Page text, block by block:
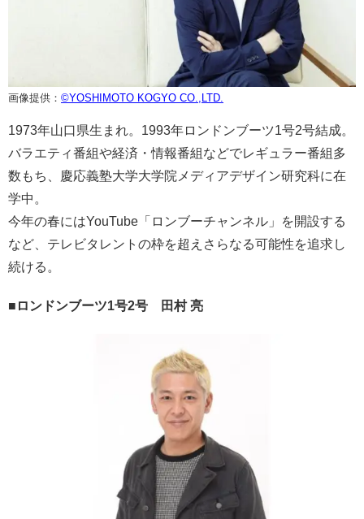
画像提供： ©YOSHIMOTO KOGYO CO.,LTD.
1973年山口県生まれ。1993年ロンドンブーツ1号2号結成。
バラエティ番組や経済・情報番組などでレギュラー番組多
数もち、慶応義塾大学大学院メディアデザイン研究科に在
学中。
今年の春にはYouTube「ロンブーチャンネル」を開設する
など、テレビタレントの枠を超えさらなる可能性を追求し
続ける。
■ロンドンブーツ1号2号 田村 亮